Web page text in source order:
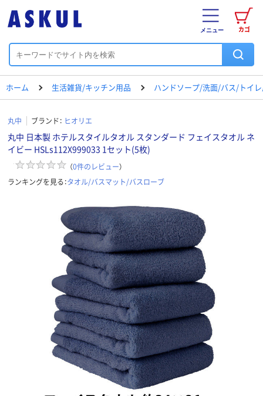
カゴ
メニュー
ホーム 生活雑貨/キッチン用品 ハンドソープ/洗面/バス/トイ
丸中 ブランド： ヒオリエ
丸中 日本製 ホテルスタイルタオル スタンダード フェイスタオル ネ
イビー HSLs112X999033 1セット(5枚)
（0件のレビュー）
ランキングを見る：タオル/バスマット/バスローブ